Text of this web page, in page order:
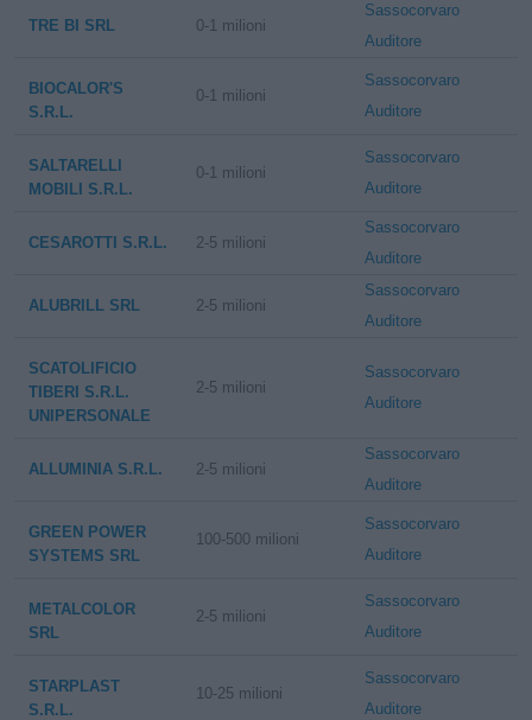
TRE BI SRL 0-1 milioni
Sassocorvaro
Auditore
BIOCALOR'S
S.R.L.
0-1 milioni
Sassocorvaro
Auditore
SALTARELLI
MOBILI S.R.L.
0-1 milioni
Sassocorvaro
Auditore
CESAROTTI S.R.L. 2-5 milioni
Sassocorvaro
Auditore
ALUBRILL SRL 2-5 milioni
Sassocorvaro
Auditore
SCATOLIFICIO
TIBERI S.R.L.
UNIPERSONALE
2-5 milioni
Sassocorvaro
Auditore
ALLUMINIA S.R.L. 2-5 milioni
Sassocorvaro
Auditore
GREEN POWER
SYSTEMS SRL
100-500 milioni
Sassocorvaro
Auditore
METALCOLOR
SRL
2-5 milioni
Sassocorvaro
Auditore
STARPLAST
S.R.L.
10-25 milioni
Sassocorvaro
Auditore